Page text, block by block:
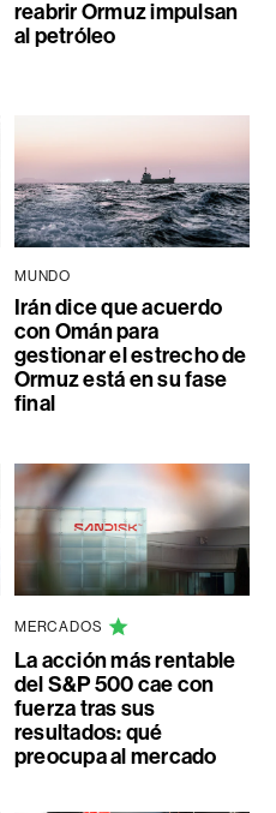
reabrir Ormuz impulsan
al petróleo
MUNDO
Irán dice que acuerdo
con Omán para
gestionar el estrecho de
Ormuz está en su fase
final
MERCADOS
La acción más rentable
del S&P 500 cae con
fuerza tras sus
resultados: qué
preocupa al mercado